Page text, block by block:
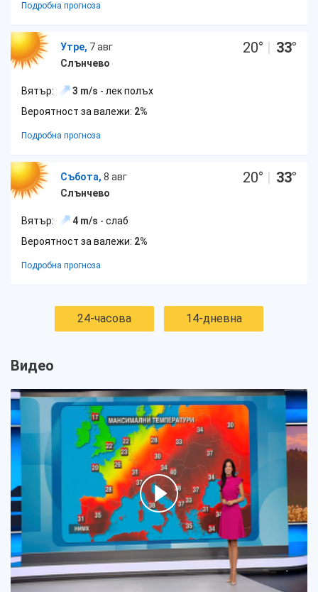
Подробна прогноза
Утре, 7 авг
Слънчево
20° | 33°
Вятър: 3 m/s - лек полъх
Вероятност за валежи: 2%
Подробна прогноза
Събота, 8 авг
Слънчево
20° | 33°
Вятър: 4 m/s - слаб
Вероятност за валежи: 2%
Подробна прогноза
24-часова 14-дневна
Видео